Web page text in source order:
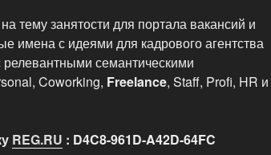
на тему занятости для портала вакансий и
имена с идеями для кадрового агентства
семантическими
Coworking, Freelance, Staff, Profi, HR и
REG.RU : D4C8-961D-A42D-64FC